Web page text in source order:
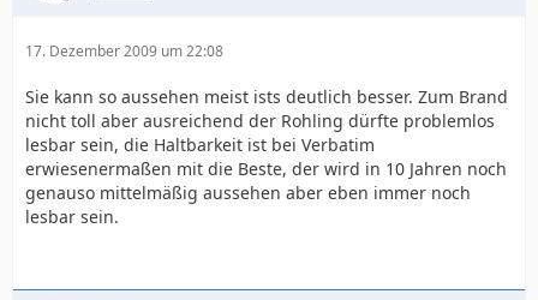
17. Dezember 2009 um 22:08
Sie kann so aussehen meist ists deutlich besser. Zum Brand
nicht toll aber ausreichend der Rohling dürfte problemlos
lesbar sein, die Haltbarkeit ist bei Verbatim
erwiesenermaßen mit die Beste, der wird in 10 Jahren noch
genauso mittelmäßig aussehen aber eben immer noch
lesbar sein.